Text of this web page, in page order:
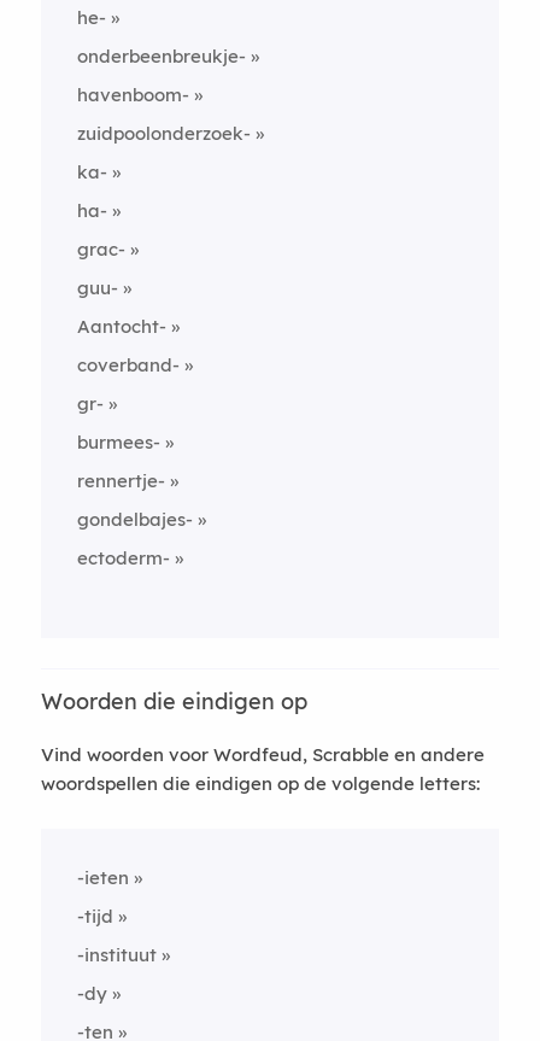
he-
onderbeenbreukje-
havenboom-
zuidpoolonderzoek-
ka-
ha-
grac-
guu-
Aantocht-
coverband-
gr-
burmees-
rennertje-
gondelbajes-
ectoderm-
Woorden die eindigen op
Vind woorden voor Wordfeud, Scrabble en andere
woordspellen die eindigen op de volgende letters:
-ieten
-tijd
-instituut
-dy
-ten